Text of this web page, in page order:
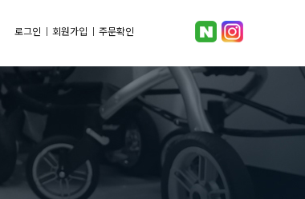
로그인 회원가입 주문확인